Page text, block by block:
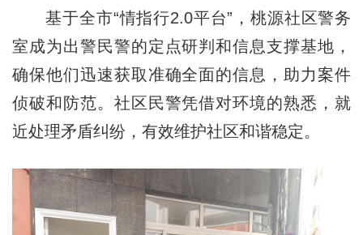
基于全市“情指行2.0平台”，桃源社区警务
室成为出警民警的定点研判和信息支撑基地，
确保他们迅速获取准确全面的信息，助力案件
侦破和防范。社区民警凭借对环境的熟悉，就
近处理矛盾纠纷，有效维护社区和谐稳定。